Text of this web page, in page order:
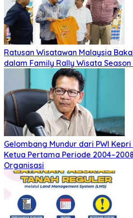
Ratusan Wisatawan Malaysia
dalam Family Rally Wisata Season
Gelombang Mundur dari PWI
Ketua Pertama Periode
Organisasi